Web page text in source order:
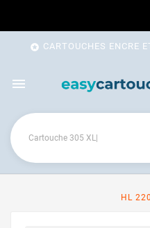
 CARTOUCHES ENCRE

HL